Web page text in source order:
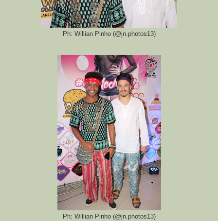
Ph: Willian Pinho (@jn.photos13)
Ph: Willian Pinho (@jn.photos13)